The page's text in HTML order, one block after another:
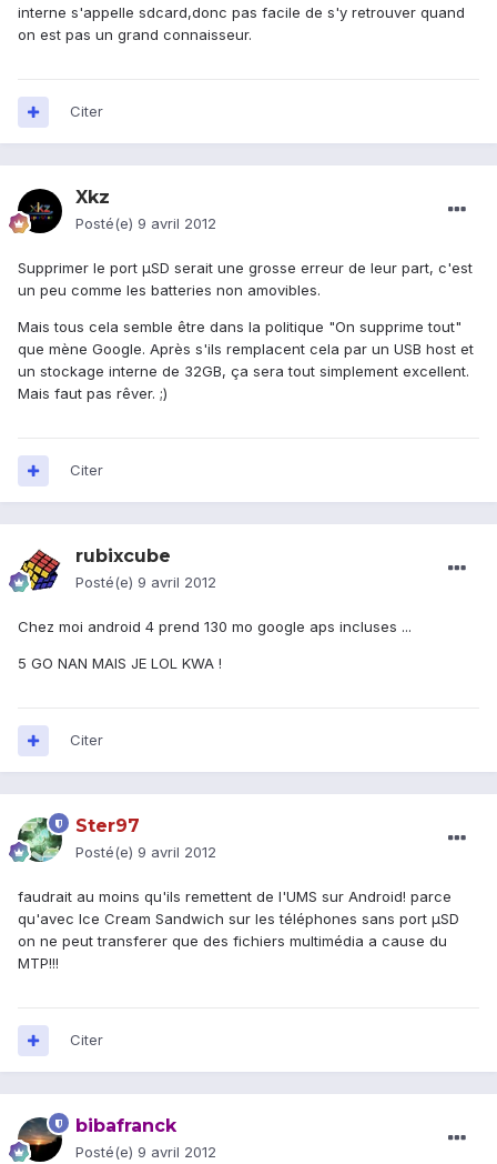
interne s'appelle sdcard,donc pas facile de s'y retrouver quand
on est pas un grand connaisseur.
Citer
Xkz
Posté(e) 9 avril 2012
Supprimer le port µSD serait une grosse erreur de leur part, c'est
un peu comme les batteries non amovibles.
Mais tous cela semble être dans la politique "On supprime tout"
que mène Google. Après s'ils remplacent cela par un USB host et
un stockage interne de 32GB, ça sera tout simplement excellent.
Mais faut pas rêver. ;)
Citer
rubixcube
Posté(e) 9 avril 2012
Chez moi android 4 prend 130 mo google aps incluses ...
5 GO NAN MAIS JE LOL KWA !
Citer
Ster97
Posté(e) 9 avril 2012
faudrait au moins qu'ils remettent de l'UMS sur Android! parce
qu'avec Ice Cream Sandwich sur les téléphones sans port µSD
on ne peut transferer que des fichiers multimédia a cause du
MTP!!!
Citer
bibafranck
Posté(e) 9 avril 2012